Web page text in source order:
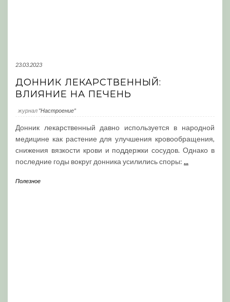
23.03.2023
ДОННИК ЛЕКАРСТВЕННЫЙ:
ВЛИЯНИЕ НА ПЕЧЕНЬ
журнал "Настроение"
Донник лекарственный давно используется в народной
медицине как растение для улучшения кровообращения,
снижения вязкости крови и поддержки сосудов. Однако в
последние годы вокруг донника усилились споры: ...
Полезное